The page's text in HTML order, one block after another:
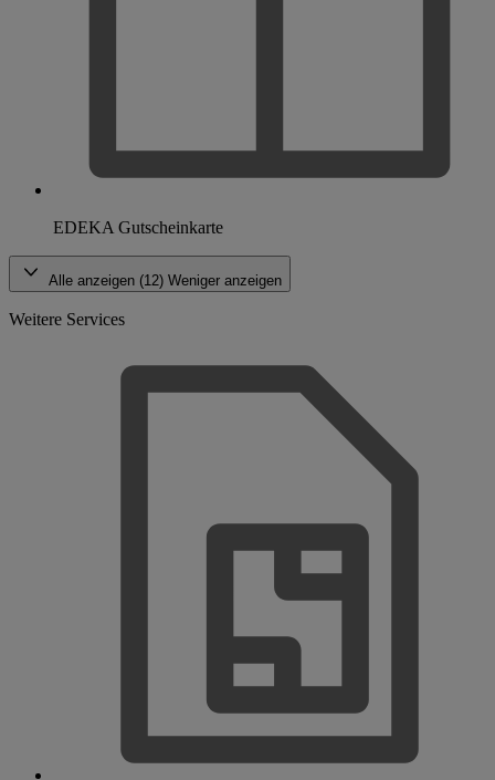
EDEKA Gutscheinkarte
Alle anzeigen (12) Weniger anzeigen
Weitere Services